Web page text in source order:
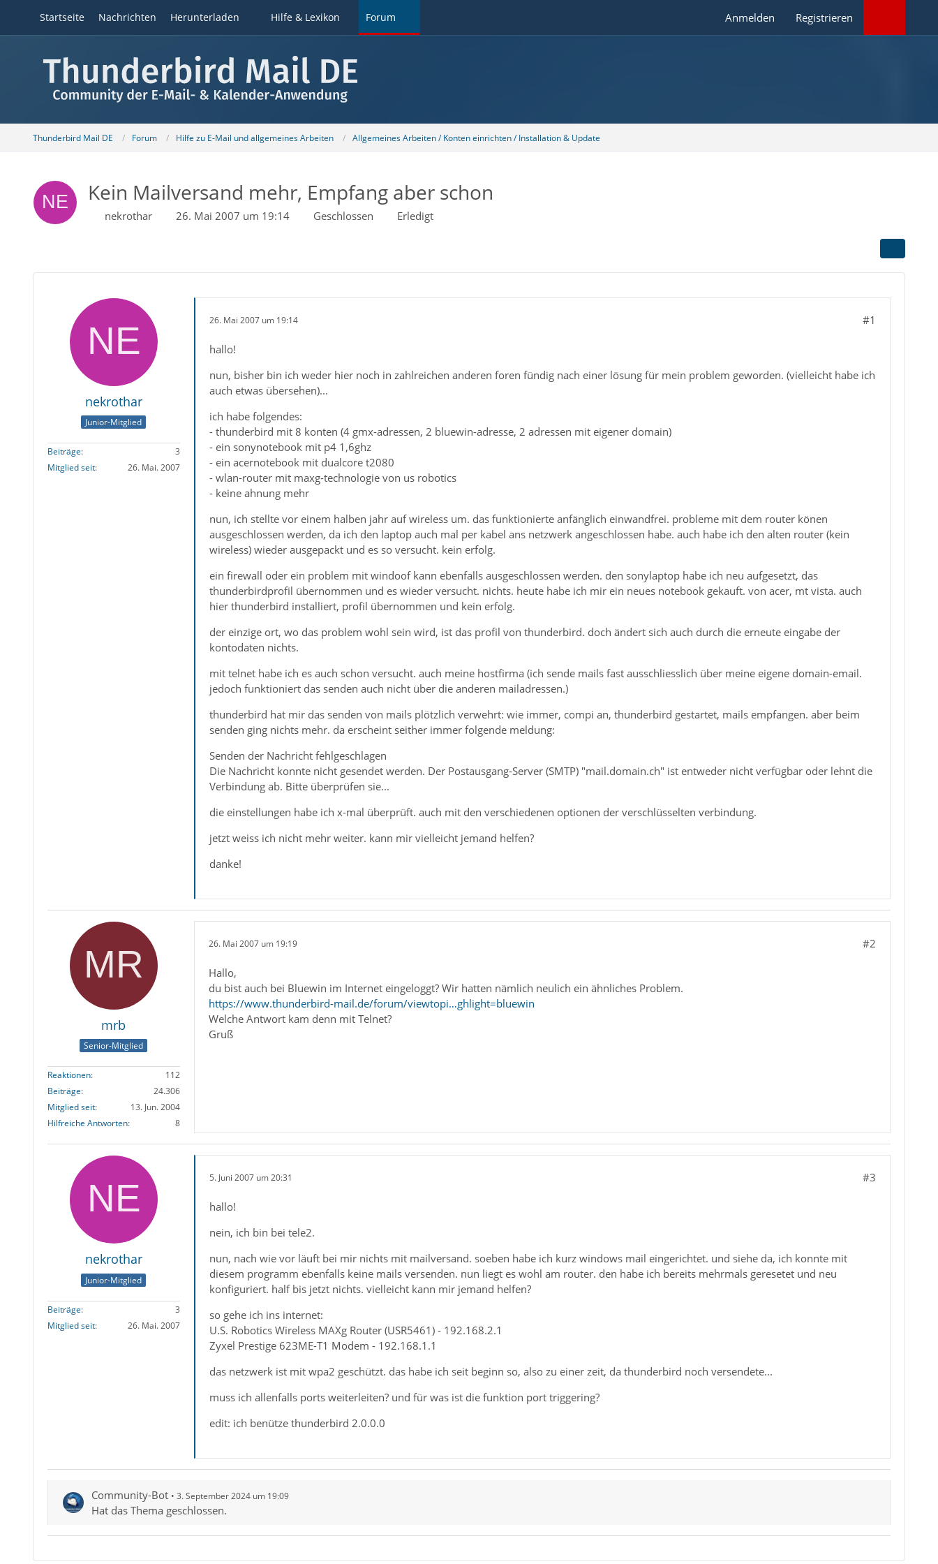
Startseite Nachrichten Herunterladen Hilfe & Lexikon Forum Anmelden Registrieren
Thunderbird Mail DE Forum Hilfe zu E-Mail und allgemeines Arbeiten Allgemeines Arbeiten / Konten einrichten / Installation & Update
Kein Mailversand mehr, Empfang aber schon
nekrothar 26. Mai 2007 um 19:14 Geschlossen Erledigt
nekrothar
Junior-Mitglied
Beiträge
3
Mitglied seit
26. Mai. 2007
26. Mai 2007 um 19:14 #1
hallo!
nun, bisher bin ich weder hier noch in zahlreichen anderen foren fündig nach einer lösung für mein problem geworden. (vielleicht habe ich
auch etwas übersehen)...
ich habe folgendes:
- thunderbird mit 8 konten (4 gmx-adressen, 2 bluewin-adresse, 2 adressen mit eigener domain)
- ein sonynotebook mit p4 1,6ghz
- ein acernotebook mit dualcore t2080
- wlan-router mit maxg-technologie von us robotics
- keine ahnung mehr
nun, ich stellte vor einem halben jahr auf wireless um. das funktionierte anfänglich einwandfrei. probleme mit dem router könen
ausgeschlossen werden, da ich den laptop auch mal per kabel ans netzwerk angeschlossen habe. auch habe ich den alten router (kein
wireless) wieder ausgepackt und es so versucht. kein erfolg.
ein firewall oder ein problem mit windoof kann ebenfalls ausgeschlossen werden. den sonylaptop habe ich neu aufgesetzt, das
thunderbirdprofil übernommen und es wieder versucht. nichts. heute habe ich mir ein neues notebook gekauft. von acer, mt vista. auch
hier thunderbird installiert, profil übernommen und kein erfolg.
der einzige ort, wo das problem wohl sein wird, ist das profil von thunderbird. doch ändert sich auch durch die erneute eingabe der
kontodaten nichts.
mit telnet habe ich es auch schon versucht. auch meine hostfirma (ich sende mails fast ausschliesslich über meine eigene domain-email.
jedoch funktioniert das senden auch nicht über die anderen mailadressen.)
thunderbird hat mir das senden von mails plötzlich verwehrt: wie immer, compi an, thunderbird gestartet, mails empfangen. aber beim
senden ging nichts mehr. da erscheint seither immer folgende meldung:
Senden der Nachricht fehlgeschlagen
Die Nachricht konnte nicht gesendet werden. Der Postausgang-Server (SMTP) "mail.domain.ch" ist entweder nicht verfügbar oder lehnt die
Verbindung ab. Bitte überprüfen sie...
die einstellungen habe ich x-mal überprüft. auch mit den verschiedenen optionen der verschlüsselten verbindung.
jetzt weiss ich nicht mehr weiter. kann mir vielleicht jemand helfen?
danke!
mrb
Senior-Mitglied
Reaktionen
112
Beiträge
24.306
Mitglied seit
13. Jun. 2004
Hilfreiche Antworten
8
26. Mai 2007 um 19:19 #2
Hallo,
du bist auch bei Bluewin im Internet eingeloggt? Wir hatten nämlich neulich ein ähnliches Problem.
https://www.thunderbird-mail.de/forum/viewtopi…ghlight=bluewin
Welche Antwort kam denn mit Telnet?
Gruß
nekrothar
Junior-Mitglied
Beiträge
3
Mitglied seit
26. Mai. 2007
5. Juni 2007 um 20:31 #3
hallo!
nein, ich bin bei tele2.
nun, nach wie vor läuft bei mir nichts mit mailversand. soeben habe ich kurz windows mail eingerichtet. und siehe da, ich konnte mit
diesem programm ebenfalls keine mails versenden. nun liegt es wohl am router. den habe ich bereits mehrmals geresetet und neu
konfiguriert. half bis jetzt nichts. vielleicht kann mir jemand helfen?
so gehe ich ins internet:
U.S. Robotics Wireless MAXg Router (USR5461) - 192.168.2.1
Zyxel Prestige 623ME-T1 Modem - 192.168.1.1
das netzwerk ist mit wpa2 geschützt. das habe ich seit beginn so, also zu einer zeit, da thunderbird noch versendete...
muss ich allenfalls ports weiterleiten? und für was ist die funktion port triggering?
edit: ich benütze thunderbird 2.0.0.0
Community-Bot 3. September 2024 um 19:09
Hat das Thema geschlossen.